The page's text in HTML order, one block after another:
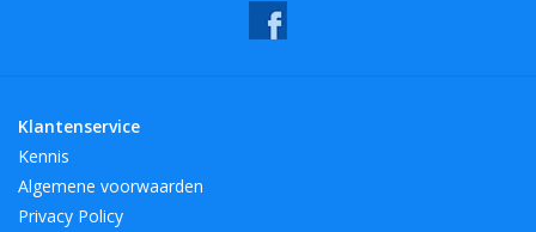
Klantenservice
Kennis
Algemene voorwaarden
Privacy Policy